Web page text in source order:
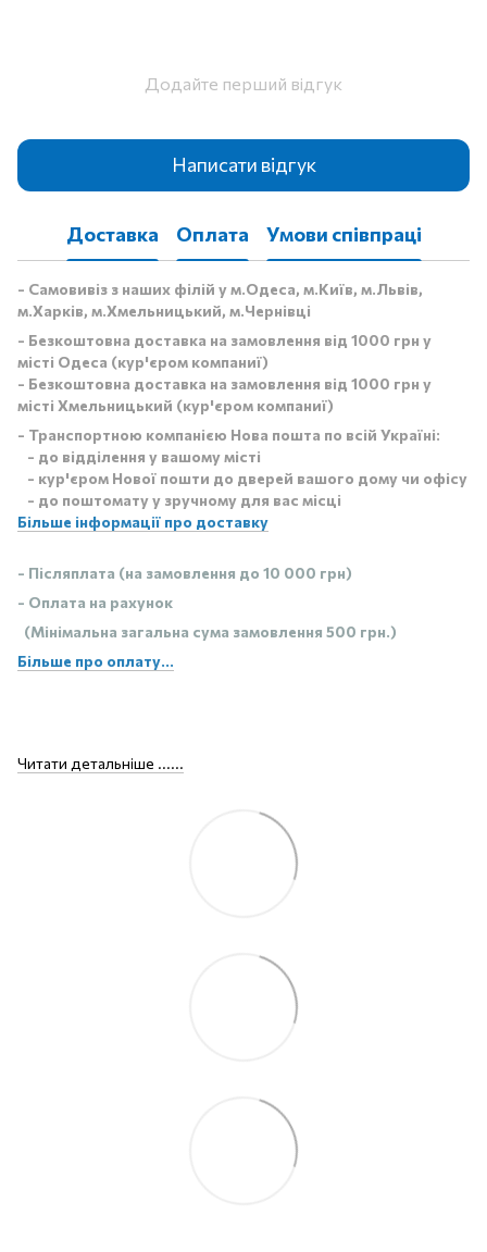
Додайте перший відгук
Написати відгук
Доставка Оплата Умови співпраці
- Самовивіз з наших філій у м.Одеса, м.Київ, м.Львів,
м.Харків, м.Хмельницький, м.Чернівці
- Безкоштовна доставка на замовлення від 1000 грн у
місті Одеса (кур'єром компаниї)
- Безкоштовна доставка на замовлення від 1000 грн у
місті Хмельницький (кур'єром компаниї)
- Транспортною компанією Нова пошта по всій Україні:
- до відділення у вашому місті
- кур'єром Нової пошти до дверей вашого дому чи офісу
- до поштомату у зручному для вас місці
Більше інформації про доставку
- Післяплата (на замовлення до 10 000 грн)
- Оплата на рахунок
(Мінімальна загальна сума замовлення 500 грн.)
Більше про оплату...
Читати детальніше ......